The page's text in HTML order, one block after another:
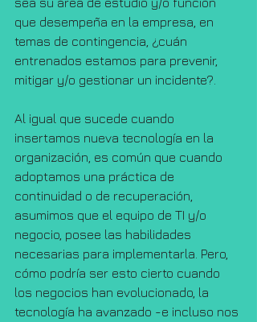
que desempeña en la empresa, en
temas de contingencia, ¿cuán
entrenados estamos para prevenir,
mitigar y/o gestionar un incidente?.
Al igual que sucede cuando
insertamos nueva tecnología en la
organización, es común que cuando
adoptamos una práctica de
continuidad o de recuperación,
asumimos que el equipo de TI y/o
negocio, posee las habilidades
necesarias para implementarla. Pero,
cómo podría ser esto cierto cuando
los negocios han evolucionado, la
tecnología ha avanzado -e incluso nos